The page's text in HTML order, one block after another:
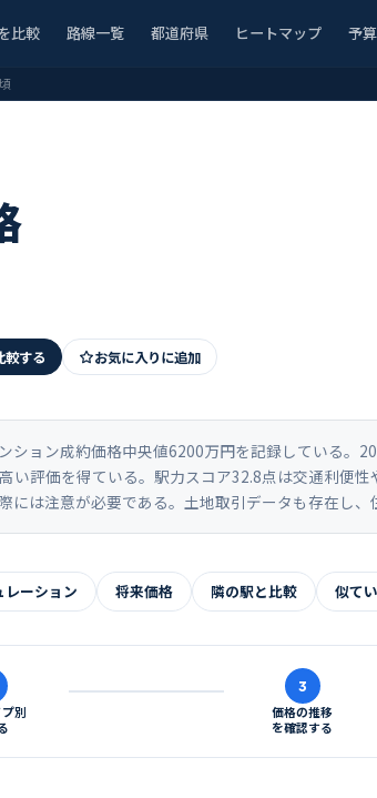
比較 路線一覧 都道府県 ヒートマップ 予
較する お気に入りに追加
ション成約価格中央値6200万円を記録している。
評価を得ている。駅力スコア32.8点は交通利便
は注意が必要である。土地取引データも存在し、
レーション 将来価格 隣の駅と比較 似て
別
3
価格の推移
を確認する